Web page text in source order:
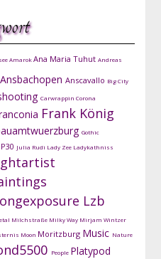
AmarokAna Maria Tuhut Andreas
Ansbachopen Anscavallo Big City
Carwrappin Corona
Frank König
Gothic
Julia Rudi Lady Zee Ladykathniss
Lzb
Milchstraße Milky Way Mirjam Wintzer
Moon Moritzburg Music Nature
People Platypod